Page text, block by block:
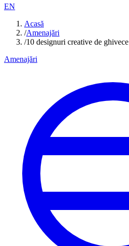
EN
Acasă
/Amenajări
/10 designuri creative de ghivece
Amenajări